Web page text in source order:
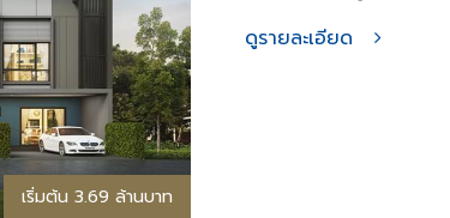
เริ่มต้น 3.69 ล้านบาท
ดูรายละเอียด